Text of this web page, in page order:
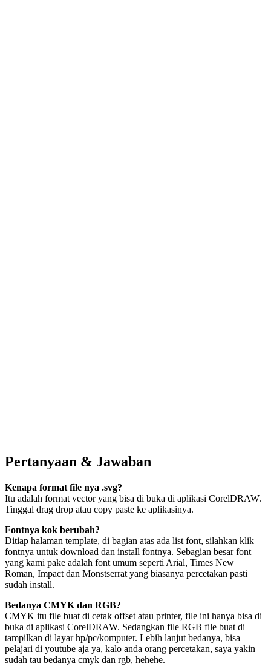
Pertanyaan & Jawaban
Kenapa format file nya .svg?
Itu adalah format vector yang bisa di buka di aplikasi CorelDRAW.
Tinggal drag drop atau copy paste ke aplikasinya.
Fontnya kok berubah?
Ditiap halaman template, di bagian atas ada list font, silahkan klik
fontnya untuk download dan install fontnya. Sebagian besar font
yang kami pake adalah font umum seperti Arial, Times New
Roman, Impact dan Monstserrat yang biasanya percetakan pasti
sudah install.
Bedanya CMYK dan RGB?
CMYK itu file buat di cetak offset atau printer, file ini hanya bisa di
buka di aplikasi CorelDRAW. Sedangkan file RGB file buat di
tampilkan di layar hp/pc/komputer. Lebih lanjut bedanya, bisa
pelajari di youtube aja ya, kalo anda orang percetakan, saya yakin
sudah tau bedanya cmyk dan rgb, hehehe.